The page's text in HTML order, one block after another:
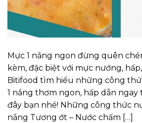
Mực 1 nắng ngon đừng quên
kèm, đặc biệt với mực nướng,
Bitifood tìm hiểu những công
1 nắng thơm ngon, hấp dẫn ngay
đây bạn nhé! Những công thức
nắng Tương ớt – Nước chấm […]